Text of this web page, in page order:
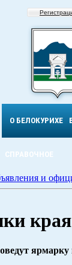
О БЕЛОКУРИХЕ
СПРАВОЧНОЕ
и
ярмарку